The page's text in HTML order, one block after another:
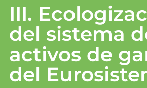
III.
del sistema
activos de
del